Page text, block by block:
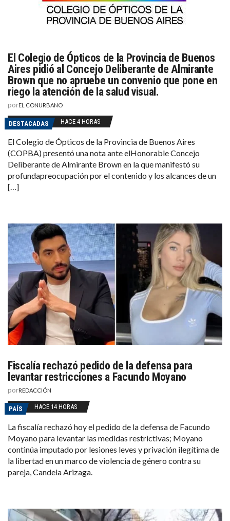
El Colegio de Ópticos de la Provincia de Buenos
Aires pidió al Concejo Deliberante de Almirante
Brown que no apruebe un convenio que pone en
riego la atención de la salud visual.
porEL CONURBANO
DESTACADAS HACE 4 HORAS
El Colegio de Ópticos de la Provincia de Buenos Aires
(COPBA) presentó una nota ante elHonorable Concejo
Deliberante de Almirante Brown en la que manifestó su
profundapreocupación por el contenido y los alcances de un
[…]
Fiscalía rechazó pedido de la defensa para
levantar restricciones a Facundo Moyano
porREDACCIÓN
PAÍS HACE 14 HORAS
La fiscalía rechazó hoy el pedido de la defensa de Facundo
Moyano para levantar las medidas restrictivas; Moyano
continúa imputado por lesiones leves y privación ilegítima de
la libertad en un marco de violencia de género contra su
pareja, Candela Arizaga.